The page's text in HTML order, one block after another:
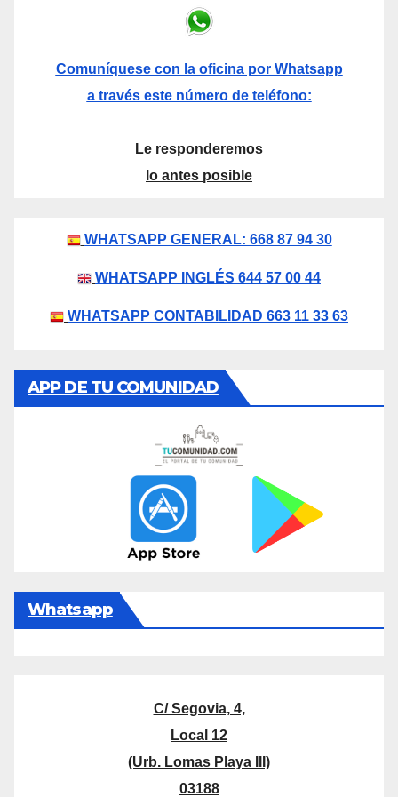
Comuníquese con la oficina por Whatsapp
a través este número de teléfono:
Le responderemos
lo antes posible
WHATSAPP GENERAL: 668 87 94 30
WHATSAPP INGLÉS 644 57 00 44
WHATSAPP CONTABILIDAD 663 11 33 63
APP DE TU COMUNIDAD
Whatsapp
C/ Segovia, 4,
Local 12
(Urb. Lomas Playa III)
03188